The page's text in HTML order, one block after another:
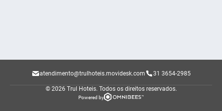
atendimento@trulhoteis.movidesk.com 31 3654-2985
© 2026 Trul Hoteis. Todos os direitos reservados.
Powered by